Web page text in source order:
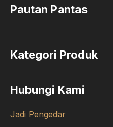
Pautan Pantas
Kategori Produk
Hubungi Kami
Jadi Pengedar